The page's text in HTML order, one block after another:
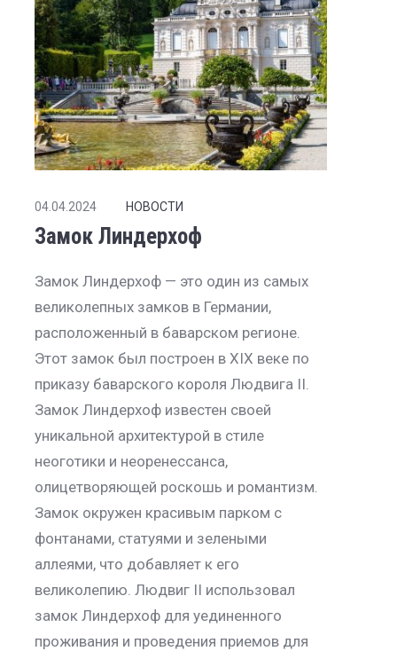
04.04.2024 НОВОСТИ
Замок Линдерхоф
Замок Линдерхоф — это один из самых
великолепных замков в Германии,
расположенный в баварском регионе.
Этот замок был построен в XIX веке по
приказу баварского короля Людвига II.
Замок Линдерхоф известен своей
уникальной архитектурой в стиле
неоготики и неоренессанса,
олицетворяющей роскошь и романтизм.
Замок окружен красивым парком с
фонтанами, статуями и зелеными
аллеями, что добавляет к его
великолепию. Людвиг II использовал
замок Линдерхоф для уединенного
проживания и проведения приемов для